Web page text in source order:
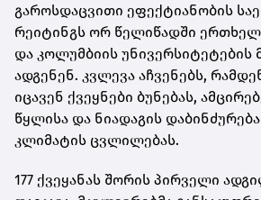
გაროსდაცვითი ეფექტიანობის
რეიტინგს ორ წელიწადში ერთხელ
და კოლუმბიის უნივერსიტეტების
ადგენენ. კვლევა აჩვენებს,
იცავენ ქვეყნები ბუნებას,
წყლისა და ნიადაგის
კლიმატის ცვლილებას.
177 ქვეყანას შორის პირველი